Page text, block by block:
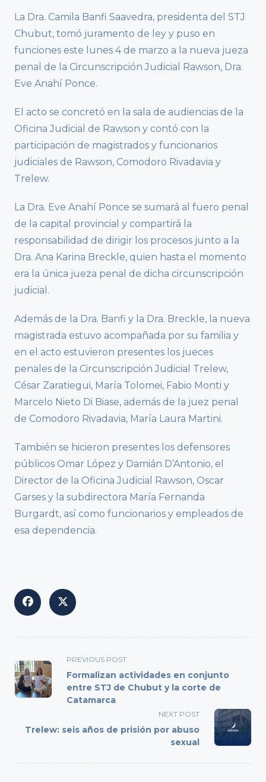
La Dra. Camila Banfi Saavedra, presidenta del STJ
Chubut, tomó juramento de ley y puso en
funciones este lunes 4 de marzo a la nueva jueza
penal de la Circunscripción Judicial Rawson, Dra.
Eve Anahí Ponce.
El acto se concretó en la sala de audiencias de la
Oficina Judicial de Rawson y contó con la
participación de magistrados y funcionarios
judiciales de Rawson, Comodoro Rivadavia y
Trelew.
La Dra. Eve Anahí Ponce se sumará al fuero penal
de la capital provincial y compartirá la
responsabilidad de dirigir los procesos junto a la
Dra. Ana Karina Breckle, quien hasta el momento
era la única jueza penal de dicha circunscripción
judicial.
Además de la Dra. Banfi y la Dra. Breckle, la nueva
magistrada estuvo acompañada por su familia y
en el acto estuvieron presentes los jueces
penales de la Circunscripción Judicial Trelew,
César Zaratiegui, María Tolomei, Fabio Monti y
Marcelo Nieto Di Biase, además de la juez penal
de Comodoro Rivadavia, María Laura Martini.
También se hicieron presentes los defensores
públicos Omar López y Damián D’Antonio, el
Director de la Oficina Judicial Rawson, Oscar
Garses y la subdirectora María Fernanda
Burgardt, así como funcionarios y empleados de
esa dependencia.
<span
class="nav-
subtitle
screen-
text">Page</span>
PREVIOUS POST
Formalizan actividades en conjunto
entre STJ de Chubut y la corte de
Catamarca
NEXT POST
Trelew: seis años de prisión por abuso
sexual